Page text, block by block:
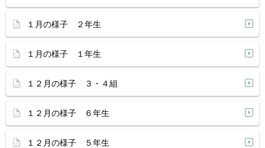
１月の様子 ２年生
１月の様子 １年生
１２月の様子 ３・４組
１２月の様子 ６年生
１２月の様子 ５年生